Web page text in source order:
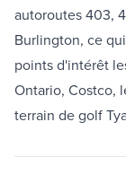
autoroutes 403,
Burlington, ce
points d'intérêt
Ontario, Costco,
terrain de golf